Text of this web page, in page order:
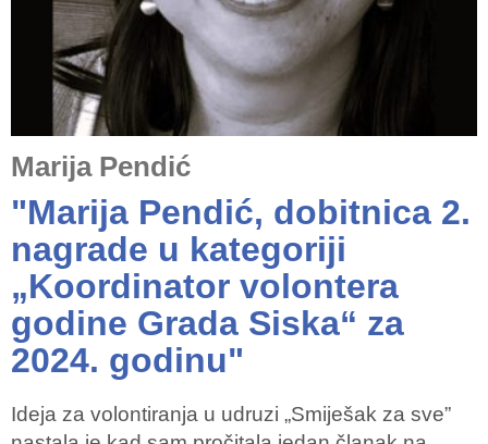
Marija Pendić
"Marija Pendić, dobitnica 2.
nagrade u kategoriji
„Koordinator volontera
godine Grada Siska“ za
2024. godinu"
Ideja za volontiranja u udruzi „Smiješak za sve”